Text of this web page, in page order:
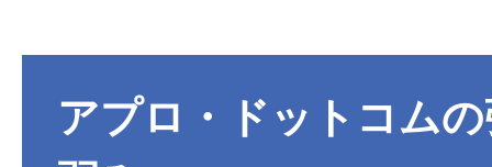
アプロ・ドットコム